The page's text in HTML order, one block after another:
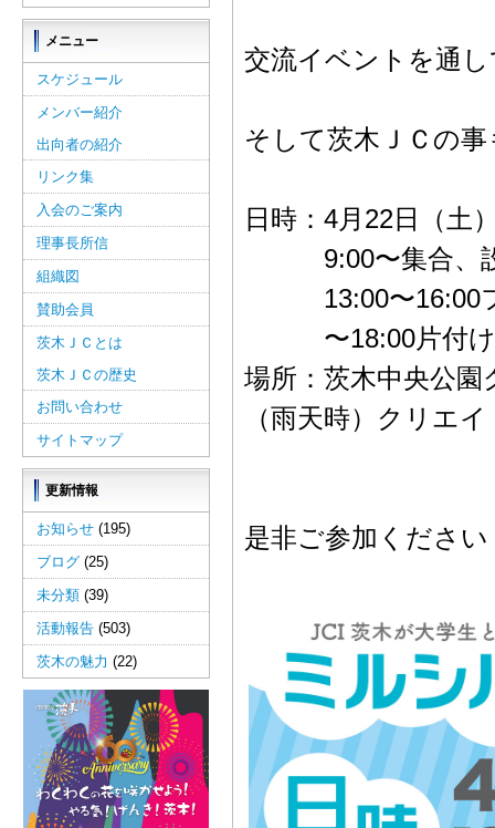
交流イベントを通
そして茨木ＪＣの
日時：4月22日（土
9:00〜集合、
13:00〜16:00
〜18:00片付け
場所：茨木中央公園
（雨天時）クリエ
是非ご参加ください
メニュー
スケジュール
メンバー紹介
出向者の紹介
リンク集
入会のご案内
理事長所信
組織図
賛助会員
茨木ＪＣとは
茨木ＪＣの歴史
お問い合わせ
サイトマップ
更新情報
お知らせ (195)
ブログ (25)
未分類 (39)
活動報告 (503)
茨木の魅力 (22)